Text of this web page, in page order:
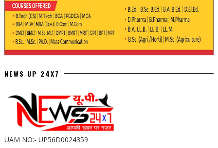
NEWS UP 24X7
UAM NO:- UP56D0024359